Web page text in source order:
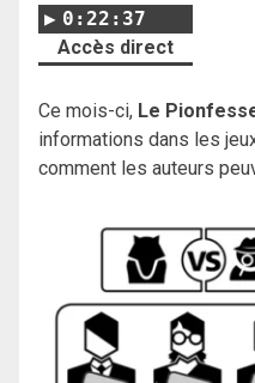
0:22:37
Accès direct
Ce mois-ci, Le
informations dans les
comment les auteurs